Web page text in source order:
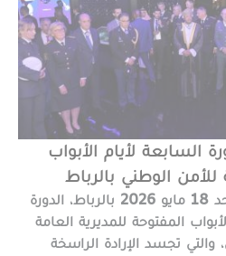
السابعة لأيام الأبواب
للأمن الوطني بالرباط
انطلقت، يوم الأحد 18 مايو 2026 بالرباط، الدورة
المفتوحة للمديرية العامة
والتي تجسد الإرادة الراسخة